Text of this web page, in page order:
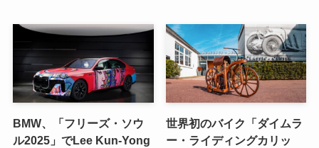
BMW、「フリーズ・ソウ
ル2025」でLee Kun-Yong
世界初のバイク「ダイムラ
ー・ライディングカリッ